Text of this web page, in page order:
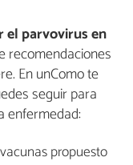
el parvovirus en
recomendaciones
En unComo te
seguir para
enfermedad:
propuesto